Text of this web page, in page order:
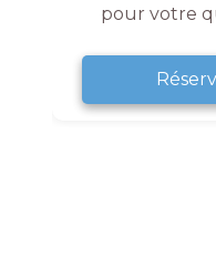
pour votre